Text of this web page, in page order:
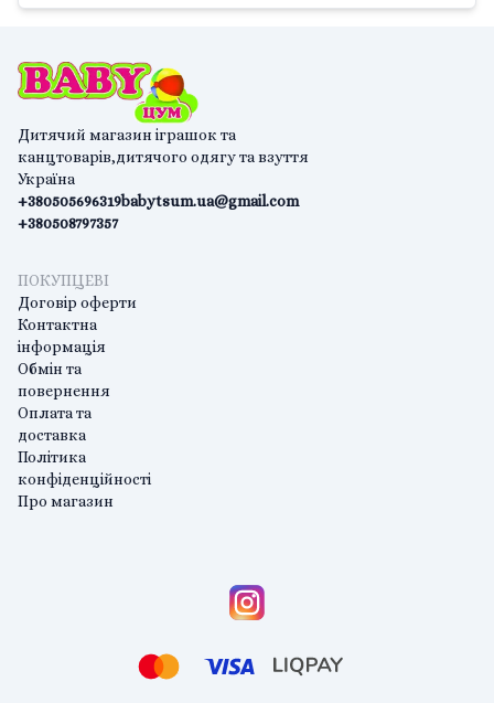
Дитячий магазин іграшок та
канцтоварів,дитячого одягу та взуття
Україна
+380505696319
+380508797357
babytsum.ua@gmail.com
ПОКУПЦЕВІ
Договір оферти
Контактна
інформація
Обмін та
повернення
Оплата та
доставка
Політика
конфіденційності
Про магазин